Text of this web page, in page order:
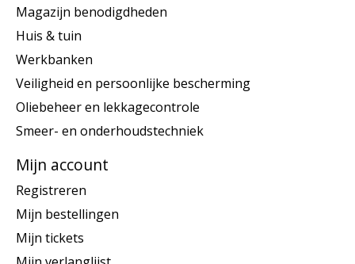
Magazijn benodigdheden
Huis & tuin
Werkbanken
Veiligheid en persoonlijke bescherming
Oliebeheer en lekkagecontrole
Smeer- en onderhoudstechniek
Mijn account
Registreren
Mijn bestellingen
Mijn tickets